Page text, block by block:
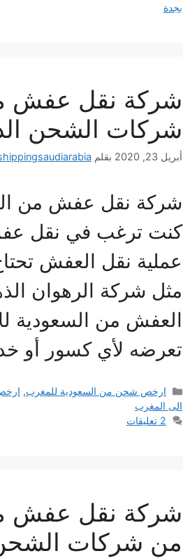
بجدة
شركة نقل عفش
شركات الشحن
أبريل 23, 2020 بقلم
شركة نقل عفش من
كنت ترغب في نقل
عملية نقل العفش
مثل شركة الرهوان
العفش من السعودية
تعرضه لأي كسور أو
التصنيفات
ارخص شحن من السعودية للمغرب,
الى المغرب
2 تعليقات
شركة نقل عفش
من شركات الشحن